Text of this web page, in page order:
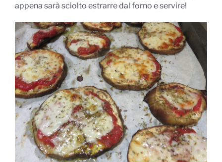
appena sarà sciolto estrarre dal forno e servire!